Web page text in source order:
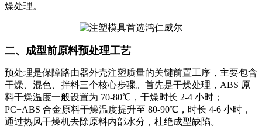
燥处理。
二、成型前原料预处理工艺
预处理是保障路由器外壳注塑质量的关键前置工序，主要包含
干燥、混色、拌料三个核心步骤。首先是干燥处理，ABS 原
料干燥温度一般设置为 70-80℃，干燥时长 2-4 小时；
PC+ABS 合金原料干燥温度提升至 80-90℃，时长 4-6 小时，
通过热风干燥机去除原料内部水分，杜绝成型缺陷。